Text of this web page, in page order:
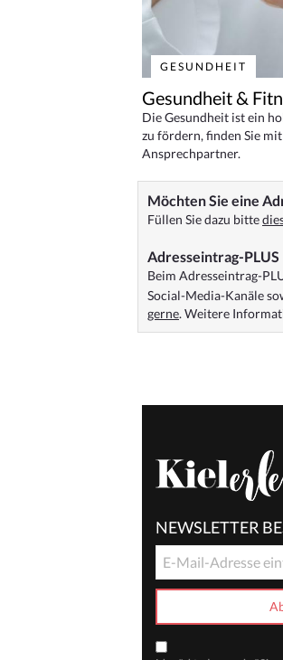
GESUNDHEIT
Gesundheit &
Die Gesundheit ist ein
zu fördern, finden Sie
Ansprechpartner.
Möchten Sie eine
Füllen Sie dazu bitte
Adresseintrag-PLUS
Beim Adresseintrag-
Social-Media-Kanäle
gerne. Weitere
NEWSLETTER